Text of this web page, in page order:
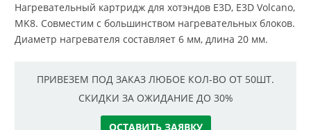
Нагревательный картридж для хотэндов E3D, E3D Volcano,
MK8. Совместим с большинством нагревательных блоков.
Диаметр нагревателя составляет 6 мм, длина 20 мм.
ПРИВЕЗЕМ ПОД ЗАКАЗ ЛЮБОЕ КОЛ-ВО ОТ 50ШТ.
СКИДКИ ЗА ОЖИДАНИЕ ДО 30%
ОСТАВИТЬ ЗАЯВКУ